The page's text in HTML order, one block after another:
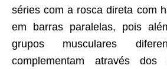
séries com a rosca direta com
em barras paralelas, pois
grupos musculares
complementam através dos